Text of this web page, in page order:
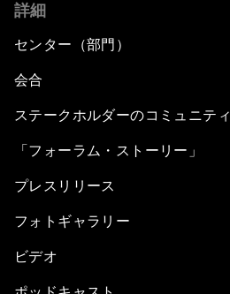
詳細
センター（部門）
会合
ステークホルダーのコミュニティ
「フォーラム・ストーリー」
プレスリリース
フォトギャラリー
ビデオ